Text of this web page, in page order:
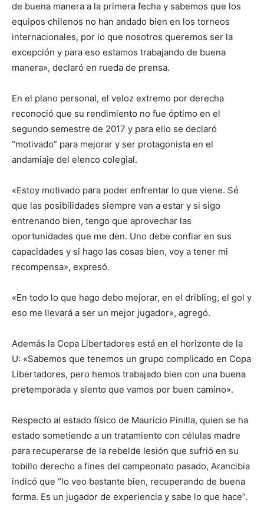
de buena manera a la primera fecha y sabemos que los
equipos chilenos no han andado bien en los torneos
internacionales, por lo que nosotros queremos ser la
excepción y para eso estamos trabajando de buena
manera», declaró en rueda de prensa.
En el plano personal, el veloz extremo por derecha
reconoció que su rendimiento no fue óptimo en el
segundo semestre de 2017 y para ello se declaró
“motivado” para mejorar y ser protagonista en el
andamiaje del elenco colegial.
«Estoy motivado para poder enfrentar lo que viene. Sé
que las posibilidades siempre van a estar y si sigo
entrenando bien, tengo que aprovechar las
oportunidades que me den. Uno debe confiar en sus
capacidades y si hago las cosas bien, voy a tener mi
recompensa», expresó.
«En todo lo que hago debo mejorar, en el dribling, el gol y
eso me llevará a ser un mejor jugador», agregó.
Además la Copa Libertadores está en el horizonte de la
U: «Sabemos que tenemos un grupo complicado en Copa
Libertadores, pero hemos trabajado bien con una buena
pretemporada y siento que vamos por buen camino».
Respecto al estado físico de Mauricio Pinilla, quien se ha
estado sometiendo a un tratamiento con células madre
para recuperarse de la rebelde lesión que sufrió en su
tobillo derecho a fines del campeonato pasado, Arancibia
indicó que “lo veo bastante bien, recuperando de buena
forma. Es un jugador de experiencia y sabe lo que hace”.